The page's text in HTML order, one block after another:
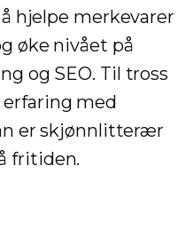
hjelpe merkevarer
øke nivået på
og SEO. Til tross
med
er skjønnlitterær
fritiden.